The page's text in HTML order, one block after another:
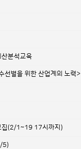
분석교육
선별을 위한 산업계의 노력>
집(2/1~19 17시까지)
5)